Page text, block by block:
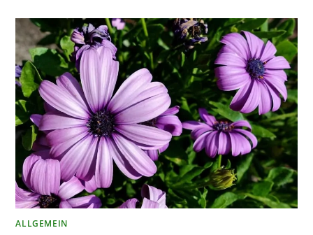
ALLGEMEIN